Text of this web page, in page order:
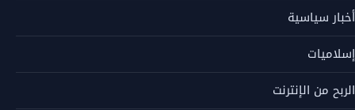
أخبار سياسية
إسلاميات
الربح من الإنترنت